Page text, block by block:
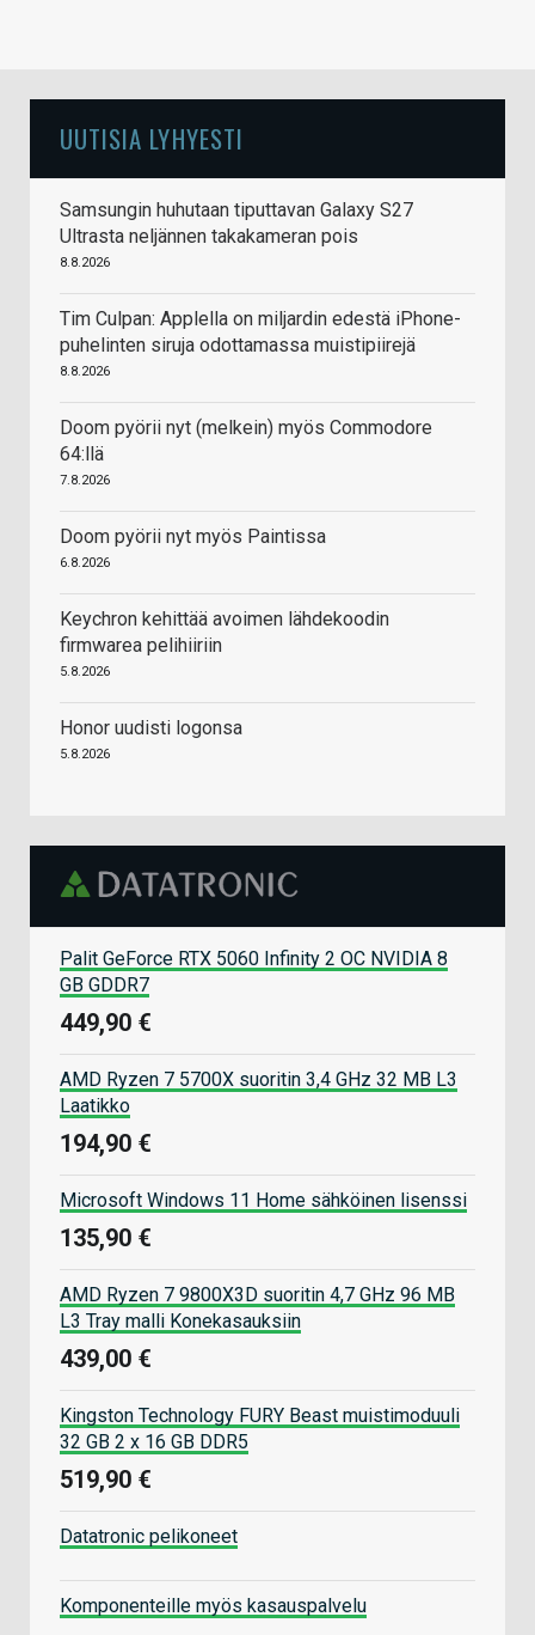
UUTISIA LYHYESTI
Samsungin huhutaan tiputtavan Galaxy S27
Ultrasta neljännen takakameran pois
8.8.2026
Tim Culpan: Applella on miljardin edestä iPhone-
puhelinten siruja odottamassa muistipiirejä
8.8.2026
Doom pyörii nyt (melkein) myös Commodore
64:llä
7.8.2026
Doom pyörii nyt myös Paintissa
6.8.2026
Keychron kehittää avoimen lähdekoodin
firmwarea pelihiiriin
5.8.2026
Honor uudisti logonsa
5.8.2026
Palit GeForce RTX 5060 Infinity 2 OC NVIDIA 8
GB GDDR7
449,90 €
AMD Ryzen 7 5700X suoritin 3,4 GHz 32 MB L3
Laatikko
194,90 €
Microsoft Windows 11 Home sähköinen lisenssi
135,90 €
AMD Ryzen 7 9800X3D suoritin 4,7 GHz 96 MB
L3 Tray malli Konekasauksiin
439,00 €
Kingston Technology FURY Beast muistimoduuli
32 GB 2 x 16 GB DDR5
519,90 €
Datatronic pelikoneet
Komponenteille myös kasauspalvelu